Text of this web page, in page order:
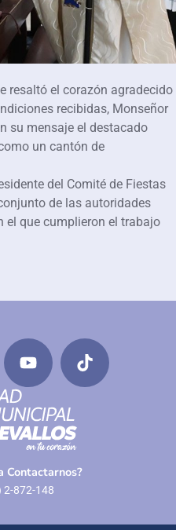
resaltó el corazón agradecido
recibidas, Monseñor
su mensaje el destacado
un cantón de
del Comité de Fiestas
de las autoridades
el que cumplieron el trabajo
Contactarnos?
2-872-148